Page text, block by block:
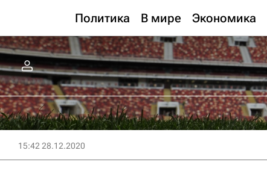
Политика В мире Экономика
15:42 28.12.2020